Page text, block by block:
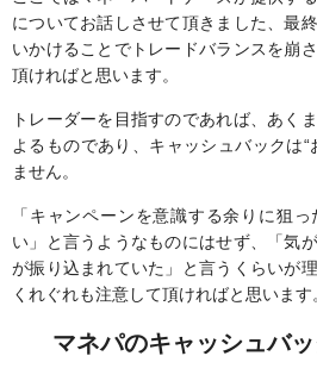
についてお話しさせて頂きました、最
いかけることでトレードバランスを崩
頂ければと思います。
トレーダーを目指すのであれば、あく
よるものであり、キャッシュバックは
ません。
「キャンペーンを意識する余りに狙
い」と言うようなものにはせず、「気
が振り込まれていた」と言うくらいが
くれぐれも注意して頂ければと思います
マネパのキャッシュバ